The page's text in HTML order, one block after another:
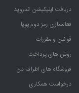
دریافت اپلیکیشن اندروید
فعالسازی رمز دوم پویا
قوانین و مقررات
روش های پرداخت
فروشگاه های اطراف من
درخواست همکاری